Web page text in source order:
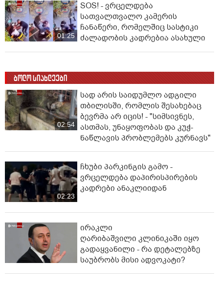
01:25
SOS! - ვრცელდება
სათვალთვალო კამერის
ჩანაწერი, რომელშიც სასტიკი
ძალადობის კადრებია ასახული
ბოლო სიახლეები
02:54
სად არის საიდუმლო ადგილი
თბილისში, რომლის შესახებაც
ბევრმა არ იცის! - "სიმსივნეს,
ასთმას, უნაყოფობას და კუჭ-
ნაწლავის პრობლემებს კურნავს"
02:23
ჩხუბი პარკინგის გამო -
ვრცელდება დაპირისპირების
კადრები ანაკლიიდან
ირაკლი
ღარიბაშვილი კლინიკაში იყო
გადაყვანილი - რა დეტალებზე
საუბრობს მისი ადვოკატი?